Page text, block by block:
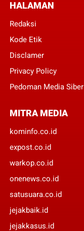
HALAMAN
Redaksi
Kode Etik
Disclamer
Privacy Policy
Pedoman Media Siber
MITRA MEDIA
kominfo.co.id
expost.co.id
warkop.co.id
onenews.co.id
satusuara.co.id
jejakbaik.id
jejakkasus.id